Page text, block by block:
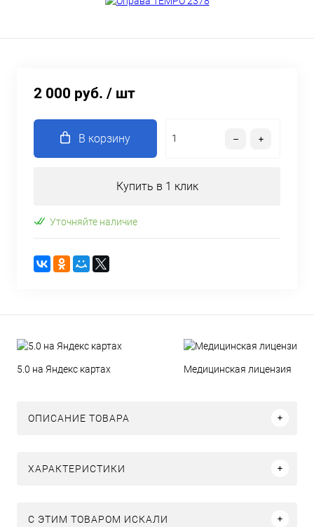
2 000 руб. / шт
В корзину
Купить в 1 клик
Уточняйте наличие
5.0 на Яндекс картах Медицинская лицензия
ОПИСАНИЕ ТОВАРА
ХАРАКТЕРИСТИКИ
C ЭТИМ ТОВАРОМ ИСКАЛИ